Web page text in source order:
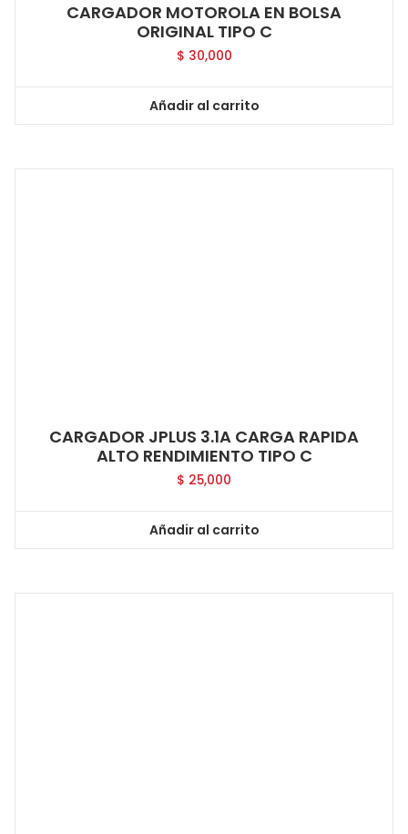
CARGADOR MOTOROLA EN BOLSA
ORIGINAL TIPO C
$ 30,000
Añadir al carrito
CARGADOR JPLUS 3.1A CARGA RAPIDA
ALTO RENDIMIENTO TIPO C
$ 25,000
Añadir al carrito